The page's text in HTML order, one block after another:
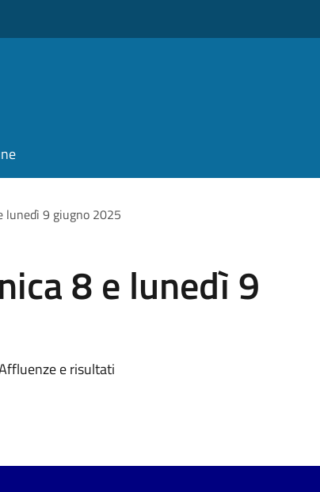
lunedì 9 giugno 2025
8 e lunedì 9
e risultati